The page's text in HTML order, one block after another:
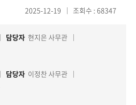
2025-12-19 조회수 : 68347
담당자 현지은 사무관
담당자 이정찬 사무관